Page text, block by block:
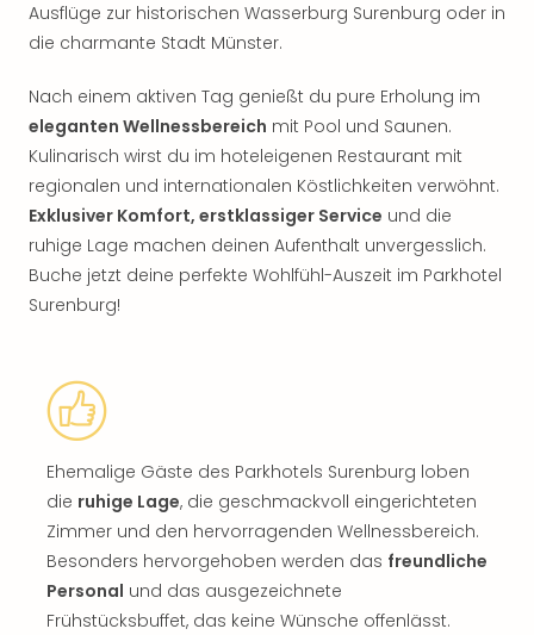
Ausflüge zur historischen Wasserburg Surenburg oder in
die charmante Stadt Münster.
Nach einem aktiven Tag genießt du pure Erholung im
eleganten Wellnessbereich mit Pool und Saunen.
Kulinarisch wirst du im hoteleigenen Restaurant mit
regionalen und internationalen Köstlichkeiten verwöhnt.
Exklusiver Komfort, erstklassiger Service und die
ruhige Lage machen deinen Aufenthalt unvergesslich.
Buche jetzt deine perfekte Wohlfühl-Auszeit im Parkhotel
Surenburg!
Ehemalige Gäste des Parkhotels Surenburg loben
die ruhige Lage, die geschmackvoll eingerichteten
Zimmer und den hervorragenden Wellnessbereich.
Besonders hervorgehoben werden das freundliche
Personal und das ausgezeichnete
Frühstücksbuffet, das keine Wünsche offenlässt.